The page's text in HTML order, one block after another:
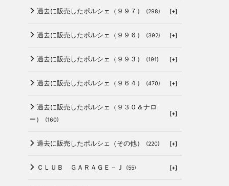
過去に販売したポルシェ（９９７） (298) [+]
過去に販売したポルシェ（９９６） (392) [+]
過去に販売したポルシェ（９９３） (191) [+]
過去に販売したポルシェ（９６４） (470) [+]
過去に販売したポルシェ（９３０＆ナロ
ー）
(160)
[+]
過去に販売したポルシェ（その他） (220) [+]
ＣＬＵＢ ＧＡＲＡＧＥ－Ｊ (55) [+]